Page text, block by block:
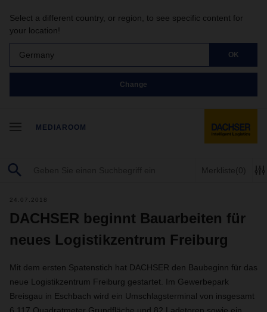
Select a different country, or region, to see specific content for
your location!
Germany OK
Change
MEDIAROOM
Merkliste(0)
24.07.2018
DACHSER beginnt Bauarbeiten für
neues Logistikzentrum Freiburg
Mit dem ersten Spatenstich hat DACHSER den Baubeginn für das
neue Logistikzentrum Freiburg gestartet. Im Gewerbepark
Breisgau in Eschbach wird ein Umschlagsterminal von insgesamt